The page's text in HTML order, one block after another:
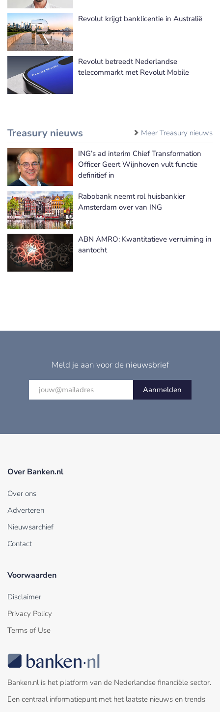
Revolut krijgt banklicentie in Australië
Revolut betreedt Nederlandse
telecommarkt met Revolut Mobile
Treasury nieuws Meer Treasury nieuws
ING’s ad interim Chief Transformation
Officer Geert Wijnhoven vult functie
definitief in
Rabobank neemt rol huisbankier
Amsterdam over van ING
ABN AMRO: Kwantitatieve verruiming in
aantocht
Meld je aan voor de nieuwsbrief
Aanmelden
Over Banken.nl
Over ons
Adverteren
Nieuwsarchief
Contact
Voorwaarden
Disclaimer
Privacy Policy
Terms of Use
Banken.nl is het platform van de Nederlandse financiële sector.
Een centraal informatiepunt met het laatste nieuws en trends